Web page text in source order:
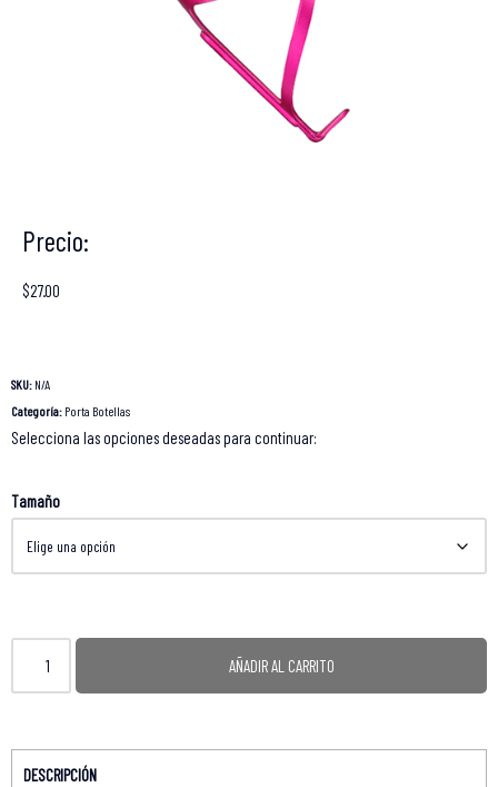
Precio:
$27.00
SKU: N/A
Categoría: Porta Botellas
Selecciona las opciones deseadas para continuar:
Tamaño
AÑADIR AL CARRITO
DESCRIPCIÓN